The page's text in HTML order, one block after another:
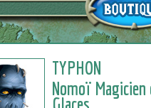
TYPHON
Nomoï Magicien
Glaces